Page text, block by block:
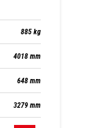
885 kg
4018 mm
648 mm
3279 mm